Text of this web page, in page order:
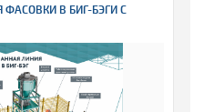
В БИГ-БЭГИ С